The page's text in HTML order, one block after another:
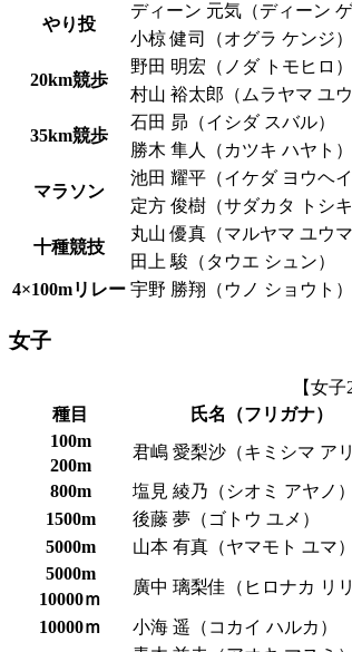
やり投
ディーン 元気（ディーン ゲ
小椋 健司（オグラ ケンジ）
20km競歩
野田 明宏（ノダ トモヒロ）
村山 裕太郎（ムラヤマ ユウ
35km競歩
石田 昴（イシダ スバル）
勝木 隼人（カツキ ハヤト）
マラソン
池田 耀平（イケダ ヨウヘイ
定方 俊樹（サダカタ トシキ
十種競技
丸山 優真（マルヤマ ユウマ
田上 駿（タウエ シュン）
4×100mリレー 宇野 勝翔（ウノ ショウト）
女子
【女子
種目
氏名（フリガナ）
100m
君嶋 愛梨沙（キミシマ アリ
200m
800m
塩見 綾乃（シオミ アヤノ）
1500m
後藤 夢（ゴトウ ユメ）
5000m
山本 有真（ヤマモト ユマ）
5000m
廣中 璃梨佳（ヒロナカ リリ
10000ｍ
10000ｍ
小海 遥（コカイ ハルカ）